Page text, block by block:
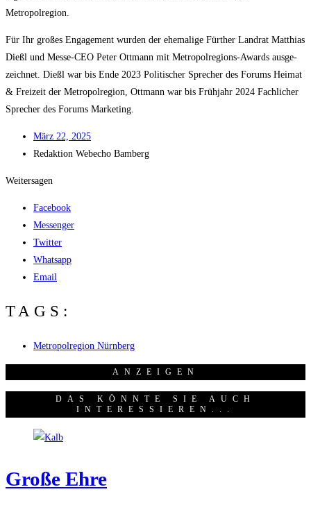
Metropolregion.
Für Ihr gro­ßes Enga­ge­ment wur­den der ehe­ma­li­ge Für­ther Land­rat Mat­thi­as
Dießl und Mes­se-CEO Peter Ott­mann mit Metro­pol­re­gi­ons-Awards aus­ge­
zeich­net. Dießl war bis Ende 2023 Poli­ti­scher Spre­cher des Forums Hei­mat
& Frei­zeit der Metro­pol­re­gi­on, Ott­mann war bis Früh­jahr 2024 Fach­li­cher
Spre­cher des Forums Marketing.
März 22, 2025
Redak­ti­on Web­echo Bamberg
Weitersagen
Facebook
Messenger
Twitter
Whatsapp
Email
TAGS:
Metropolregion Nürnberg
ANZEI­GEN
DAS KÖNNTE SIE AUCH
INTERESSIEREN...
Gro­ße Ehre